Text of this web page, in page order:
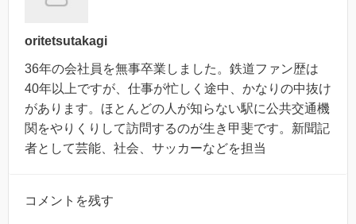
oritetsutakagi
36年の会社員を無事卒業しました。鉄道ファン歴は
40年以上ですが、仕事が忙しく途中、かなりの中抜け
があります。ほとんどの人が知らない駅に公共交通機
関をやりくりして訪問するのが生き甲斐です。新聞記
者として芸能、社会、サッカーなどを担当
コメントを残す